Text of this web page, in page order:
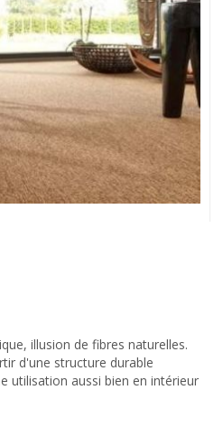
illusion de fibres naturelles.
d'une structure durable
utilisation aussi bien en intérieur